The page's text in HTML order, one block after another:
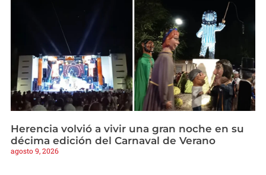
Herencia volvió a vivir una gran noche en su
décima edición del Carnaval de Verano
agosto 9, 2026